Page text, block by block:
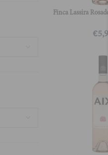
Finca Lassira
€